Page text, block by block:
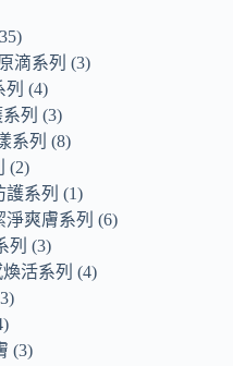
35
滴系列
3
4
列
3
系列
8
2
護系列
1
淨爽膚系列
6
列
3
活系列
4
3
3